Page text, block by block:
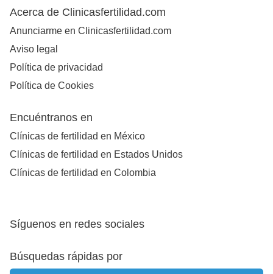
Acerca de Clinicasfertilidad.com
Anunciarme en Clinicasfertilidad.com
Aviso legal
Política de privacidad
Política de Cookies
Encuéntranos en
Clínicas de fertilidad en México
Clínicas de fertilidad en Estados Unidos
Clínicas de fertilidad en Colombia
Síguenos en redes sociales
Búsquedas rápidas por